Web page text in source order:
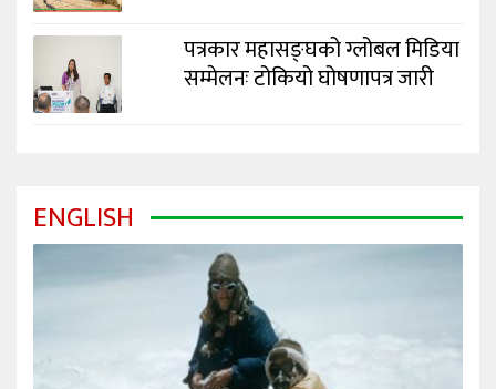
पत्रकार महासङ्घको ग्लोबल मिडिया
सम्मेलनः टोकियो घोषणापत्र जारी
ENGLISH